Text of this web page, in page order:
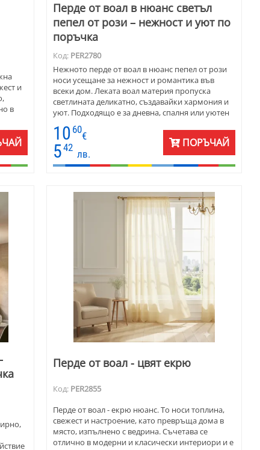
и
в
-
Перде от воал в нюанс светъл
пепел от рози – нежност и уют по
поръчка
Код: PER2780
Нежното перде от воал в нюанс пепел от рози
носи усещане за нежност и романтика във
всеки дом. Леката воал материя пропуска
светлината деликатно, създавайки хармония и
уют. Подходящо е за дневна, спалня или уютен
кът за почивка, където искаш атмосфера на
топлина и спокойствие. На общата снимка -
номер 7.
10 60
€
542
лв.
ПОРЪЧАЙ
Перде от воал - цвят екрю
Код: PER2855
Перде от воал - екрю нюанс. То носи топлина,
свежест и настроение, като превръща дома в
място, изпълнено с ведрина. Съчетава се
отлично в модерни и класически интериори и е